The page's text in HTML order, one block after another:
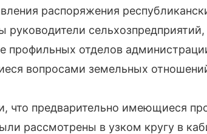
распоряжения
руководители
профильных отделов
вопросами земельных
что предварительно имеющиеся
рассмотрены в узком кругу в